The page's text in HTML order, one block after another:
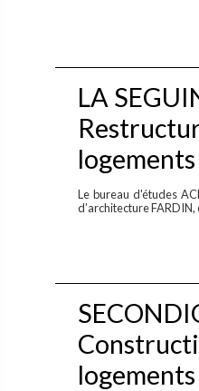
LA
logements
Le bureau d'études
d’architecture FARDIN,
logements